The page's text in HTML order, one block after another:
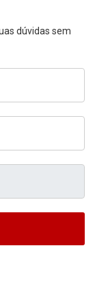
dúvidas sem